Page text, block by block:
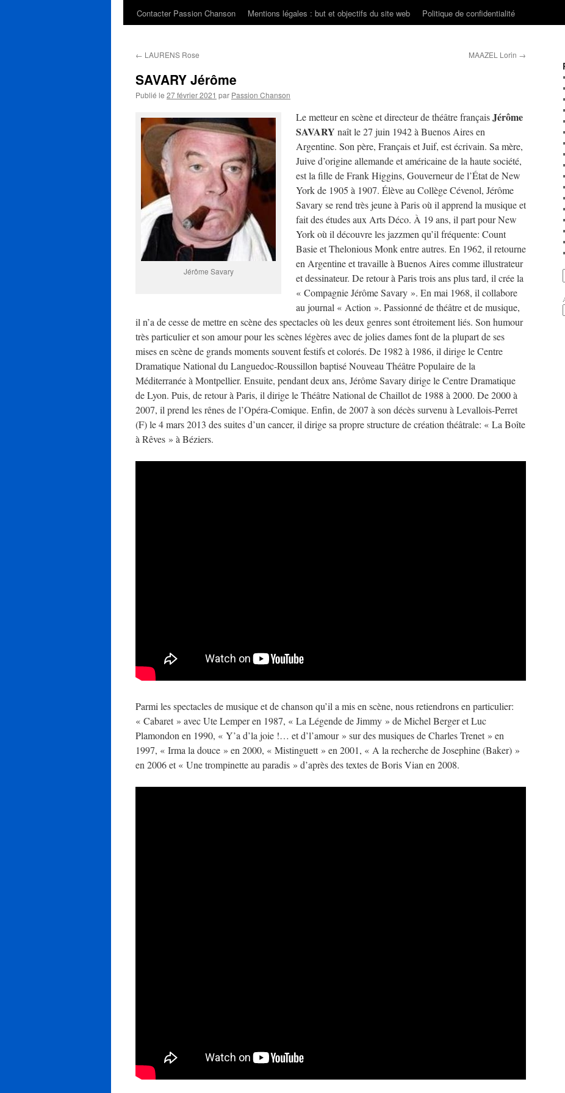
Contacter Passion Chanson
Mentions légales : but et objectifs du site web Politique de confidentialité
← LAURENS Rose MAAZEL Lorin →
SAVARY Jérôme
Publié le 27 février 2021 par Passion Chanson
Jérôme Savary
Le metteur en scène et directeur de théâtre françaisJérôme
SAVARY naît le 27 juin 1942 à Buenos Aires en
Argentine. Son père, Français et Juif, est écrivain. Sa mère,
Juive d’origine allemande et américaine de la haute société,
est la fille de Frank Higgins, Gouverneur de l’État de New
York de 1905 à 1907. Élève au Collège Cévenol, Jérôme
Savary se rend très jeune à Paris où il apprend la musique et
fait des études aux Arts Déco. À 19 ans, il part pour New
York où il découvre les jazzmen qu’il fréquente: Count
Basie et Thelonious Monk entre autres. En 1962, il retourne
en Argentine et travaille à Buenos Aires comme illustrateur
et dessinateur. De retour à Paris trois ans plus tard, il crée la
« Compagnie Jérôme Savary ». En mai 1968, il collabore
au journal « Action ». Passionné de théâtre et de musique,
il n’a de cesse de mettre en scène des spectacles où les deux genres sont étroitement liés. Son humour
très particulier et son amour pour les scènes légères avec de jolies dames font de la plupart de ses
mises en scène de grands moments souvent festifs et colorés. De 1982 à 1986, il dirige le Centre
Dramatique National du Languedoc-Roussillon baptisé Nouveau Théâtre Populaire de la
Méditerranée à Montpellier. Ensuite, pendant deux ans, Jérôme Savary dirige le Centre Dramatique
de Lyon. Puis, de retour à Paris, il dirige le Théâtre National de Chaillot de 1988 à 2000. De 2000 à
2007, il prend les rênes de l’Opéra-Comique. Enfin, de 2007 à son décès survenu à Levallois-Perret
(F) le 4 mars 2013 des suites d’un cancer, il dirige sa propre structure de création théâtrale: « La Boîte
à Rêves » à Béziers.
Parmi les spectacles de musique et de chanson qu’il a mis en scène, nous retiendrons en particulier:
« Cabaret » avec Ute Lemper en 1987, « La Légende de Jimmy » de Michel Berger et Luc
Plamondon en 1990, « Y’a d’la joie !… et d’l’amour » sur des musiques de Charles Trenet » en
1997, « Irma la douce » en 2000, « Mistinguett » en 2001, « A la recherche de Josephine (Baker) »
en 2006 et « Une trompinette au paradis » d’après des textes de Boris Vian en 2008.